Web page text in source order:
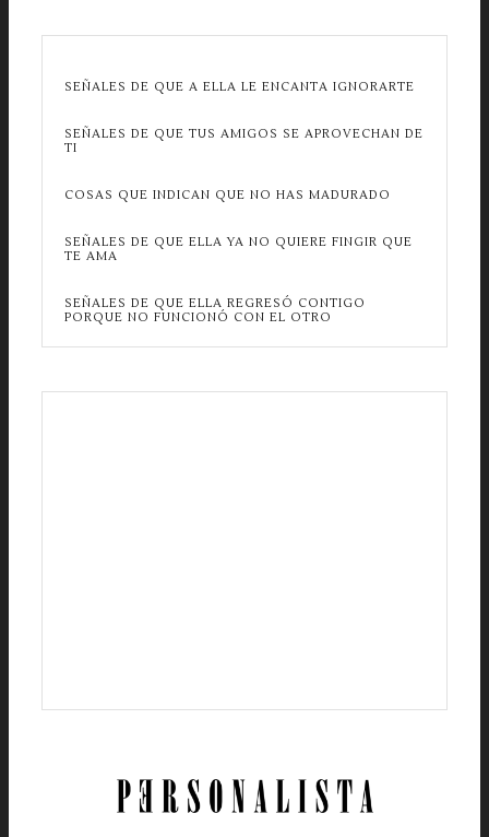
SEÑALES DE QUE A ELLA LE ENCANTA IGNORARTE
SEÑALES DE QUE TUS AMIGOS SE APROVECHAN DE
TI
COSAS QUE INDICAN QUE NO HAS MADURADO
SEÑALES DE QUE ELLA YA NO QUIERE FINGIR QUE
TE AMA
SEÑALES DE QUE ELLA REGRESÓ CONTIGO
PORQUE NO FUNCIONÓ CON EL OTRO